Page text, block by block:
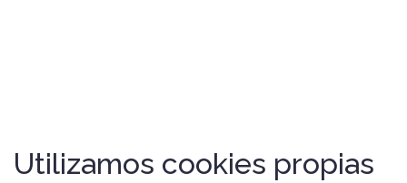
Utilizamos cookies propias